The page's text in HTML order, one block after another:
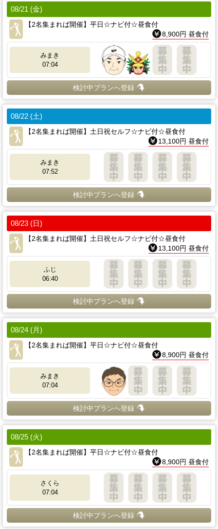
08/21 (金)
【2名集まれば開催】平日☆ナビ付☆昼食付
8,900円 昼食付
みまき
07:04
検討中プランへ登録
08/22 (土)
【2名集まれば開催】土日祝セルフ☆ナビ付☆昼食付
13,100円 昼食付
みまき
07:52
検討中プランへ登録
08/23 (日)
【2名集まれば開催】土日祝セルフ☆ナビ付☆昼食付
13,100円 昼食付
ふじ
06:40
検討中プランへ登録
08/24 (月)
【2名集まれば開催】平日☆ナビ付☆昼食付
8,900円 昼食付
みまき
07:04
検討中プランへ登録
08/25 (火)
【2名集まれば開催】平日☆ナビ付☆昼食付
8,900円 昼食付
さくら
07:04
検討中プランへ登録